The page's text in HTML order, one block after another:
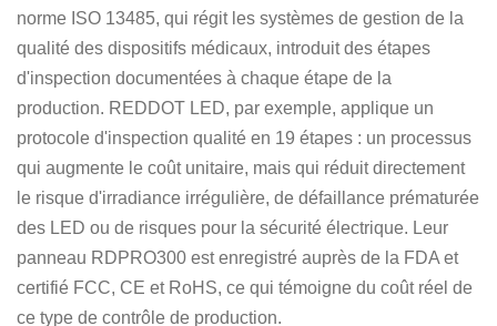
norme ISO 13485, qui régit les systèmes de gestion de la
qualité des dispositifs médicaux, introduit des étapes
d'inspection documentées à chaque étape de la
production. REDDOT LED, par exemple, applique un
protocole d'inspection qualité en 19 étapes : un processus
qui augmente le coût unitaire, mais qui réduit directement
le risque d'irradiance irrégulière, de défaillance prématurée
des LED ou de risques pour la sécurité électrique. Leur
panneau RDPRO300 est enregistré auprès de la FDA et
certifié FCC, CE et RoHS, ce qui témoigne du coût réel de
ce type de contrôle de production.